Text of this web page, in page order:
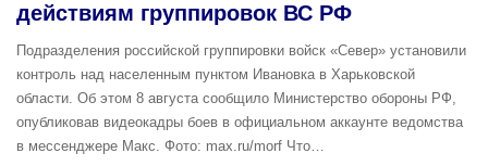
действиям группировок ВС РФ
Подразделения российской группировки войск «Север» установили
контроль над населенным пунктом Ивановка в Харьковской
области. Об этом 8 августа сообщило Министерство обороны РФ,
опубликовав видеокадры боев в официальном аккаунте ведомства
в мессенджере Макс. Фото: max.ru/morf Что…